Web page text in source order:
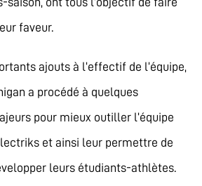
faveur.
ajouts à l’effectif de l’équipe,
a procédé à quelques
pour mieux outiller l’équipe
et ainsi leur permettre de
leurs étudiants-athlètes.